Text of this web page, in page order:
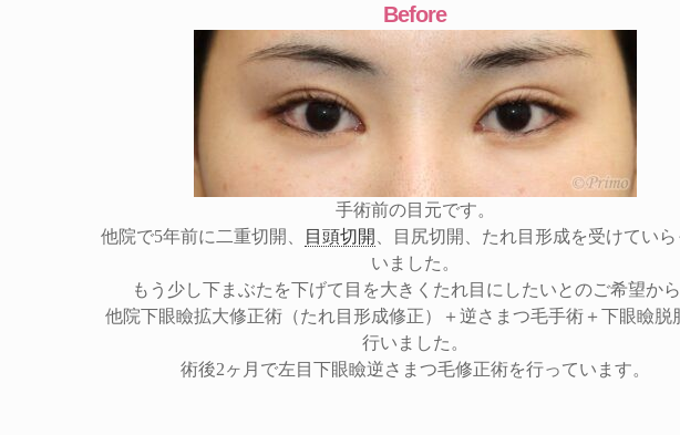
Before
手術前の目元です。
他院で5年前に二重切開、
目頭切開
、目尻切開、たれ目形成を受けてい
いました。
もう少し下まぶたを下げて目を大きくたれ目にしたいとのご希望から
他院下眼瞼拡大修正術（たれ目形成修正）＋逆さまつ毛手術＋下眼瞼脱
行いました。
術後2ヶ月で左目下眼瞼逆さまつ毛修正術を行っています。